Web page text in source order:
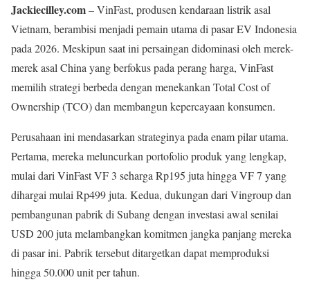
Jackiecilley.com– VinFast, produsen kendaraan listrik asal
Vietnam, berambisi menjadi pemain utama di pasar EV Indonesia
pada 2026. Meskipun saat ini persaingan didominasi oleh merek-
merek asal China yang berfokus pada perang harga, VinFast
memilih strategi berbeda dengan menekankan Total Cost of
Ownership (TCO) dan membangun kepercayaan konsumen.
Perusahaan ini mendasarkan strateginya pada enam pilar utama.
Pertama, mereka meluncurkan portofolio produk yang lengkap,
mulai dari VinFast VF 3 seharga Rp195 juta hingga VF 7 yang
dihargai mulai Rp499 juta. Kedua, dukungan dari Vingroup dan
pembangunan pabrik di Subang dengan investasi awal senilai
USD 200 juta melambangkan komitmen jangka panjang mereka
di pasar ini. Pabrik tersebut ditargetkan dapat memproduksi
hingga 50.000 unit per tahun.